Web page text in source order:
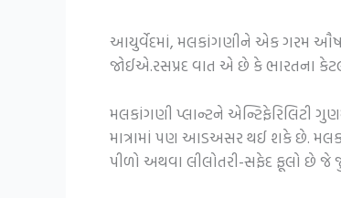
આયુર્વેદમાં, મલકાંગણીને એક ગરમ
જોઈએ.રસપ્રદ વાત એ છે કે ભારતના
મલકાંગણી પ્લાન્ટને એન્ટિફેરિલિટી
માત્રામાં પણ આડઅસર થઈ શકે છે.
પીળો અથવા લીલોતરી-સફેદ ફૂલો છે